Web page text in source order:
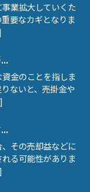
業拡大していくた
要なカギとなりま
金のことを指しま
ないと、売掛金や
その売却益などに
る可能性がありま